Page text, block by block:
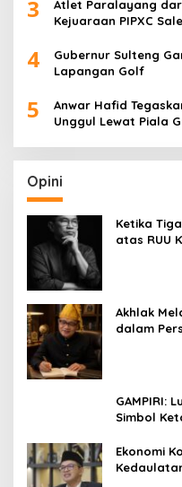
3
Atlet Paralayang
Kejuaraan PIPXC
4
Gubernur Sulteng
Lapangan Golf
5
Anwar Hafid
Unggul Lewat Piala
Opini
Ketika
atas RUU
Akhlak
dalam
GAMPIRI:
Simbol
Ekonomi